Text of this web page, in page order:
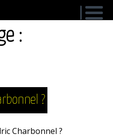
:
?
Charbonnel ?